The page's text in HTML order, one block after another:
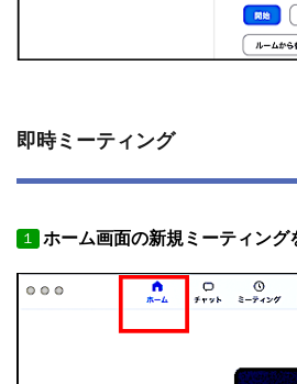
即時ミーティング
１ ホーム画面の新規ミーティング